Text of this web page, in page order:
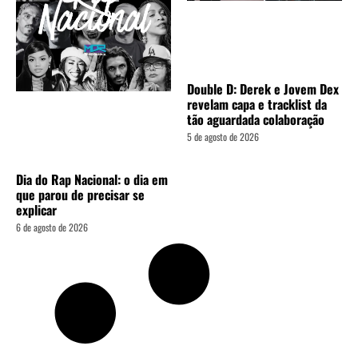
Dia do Rap Nacional: o dia em
que parou de precisar se
explicar
6 de agosto de 2026
Double D: Derek e Jovem Dex
revelam capa e tracklist da
tão aguardada colaboração
5 de agosto de 2026